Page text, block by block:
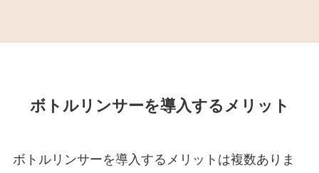
ボトルリンサーを導入するメリット
ボトルリンサーを導入するメリットは複数ありま